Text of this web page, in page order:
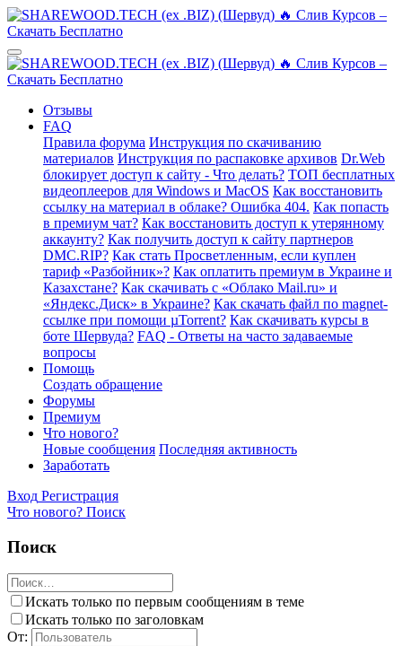
Отзывы
FAQ
Правила форума Инструкция по скачиванию
материалов Инструкция по распаковке архивов Dr.Web
блокирует доступ к сайту - Что делать? ТОП бесплатных
видеоплееров для Windows и MacOS Как восстановить
ссылку на материал в облаке? Ошибка 404. Как попасть
в премиум чат? Как восстановить доступ к утерянному
аккаунту? Как получить доступ к сайту партнеров
DMC.RIP? Как стать Просветленным, если куплен
тариф «Разбойник»? Как оплатить премиум в Украине и
Казахстане? Как скачивать с «Облако Mail.ru» и
«Яндекс.Диск» в Украине? Как скачать файл по magnet-
ссылке при помощи µTorrent? Как скачивать курсы в
боте Шервуда? FAQ - Ответы на часто задаваемые
вопросы
Помощь
Создать обращение
Форумы
Премиум
Что нового?
Новые сообщения Последняя активность
Заработать
Вход Регистрация
Что нового? Поиск
Поиск
Искать только по первым сообщениям в теме
Искать только по заголовкам
От: